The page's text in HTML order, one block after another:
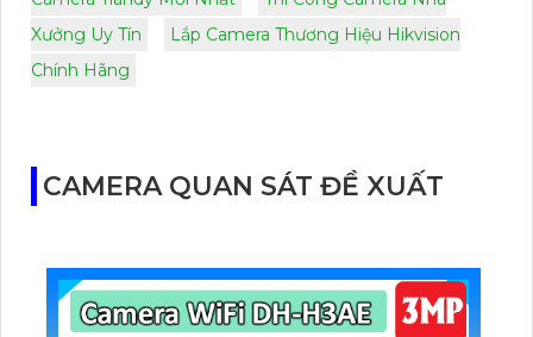
Xưởng Uy Tín
Lắp Camera Thương Hiệu Hikvision
Chính Hãng
CAMERA QUAN SÁT ĐỀ XUẤT